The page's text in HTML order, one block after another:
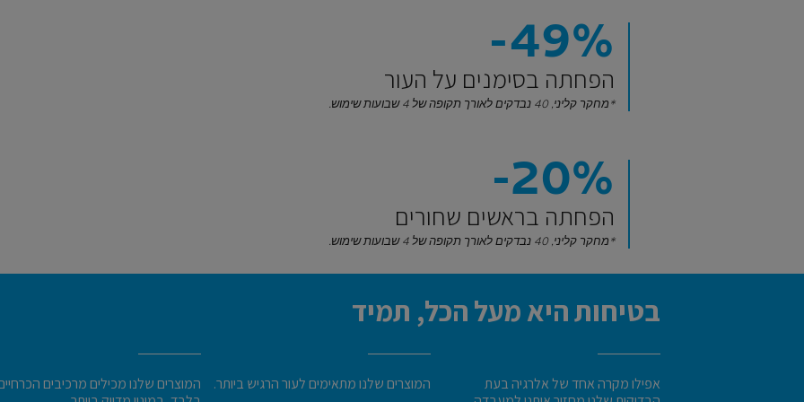
‎-49%‎
הפחתה בסימנים על העור
*מחקר קליני, 40 נבדקים לאורך תקופה של 4 שבועות שימוש.
‎-20%‎
הפחתה בראשים שחורים
*מחקר קליני, 40 נבדקים לאורך תקופה של 4 שבועות שימוש.
בטיחות היא מעל הכל, תמיד
אפילו מקרה אחד של אלרגיה בעת
המוצרים שלנו מתאימים לעור הרגיש ביותר.
המוצרים שלנו מכילים מרכיבים